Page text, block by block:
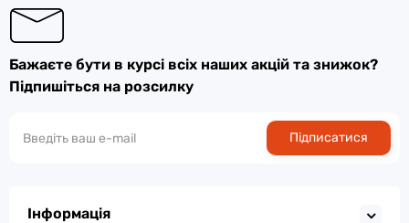
Бажаєте бути в курсі всіх наших акцій та знижок?
Підпишіться на розсилку
Підписатися
Інформація